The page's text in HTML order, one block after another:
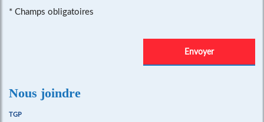
* Champs obligatoires
Nous joindre
TGP